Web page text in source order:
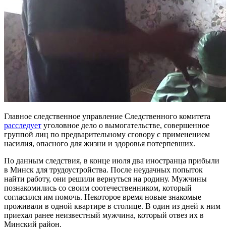
Главное следственное управление Следственного комитета
расследует уголовное дело о вымогательстве, совершенное
группой лиц по предварительному сговору с применением
насилия, опасного для жизни и здоровья потерпевших.
По данным следствия, в конце июля два иностранца прибыли
в Минск для трудоустройства. После неудачных попыток
найти работу, они решили вернуться на родину. Мужчины
познакомились со своим соотечественником, который
согласился им помочь. Некоторое время новые знакомые
проживали в одной квартире в столице. В один из дней к ним
приехал ранее неизвестный мужчина, который отвез их в
Минский район.